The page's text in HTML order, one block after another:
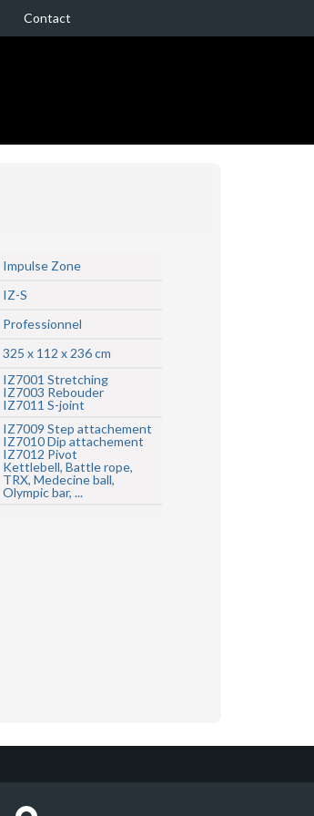
Contact
Impulse Zone
IZ-S
Professionnel
325 x 112 x 236 cm
IZ7001 Stretching
IZ7003 Rebouder
IZ7011 S-joint
IZ7009 Step attachement
IZ7010 Dip attachement
IZ7012 Pivot
Kettlebell, Battle rope,
TRX, Medecine ball,
Olympic bar, ...